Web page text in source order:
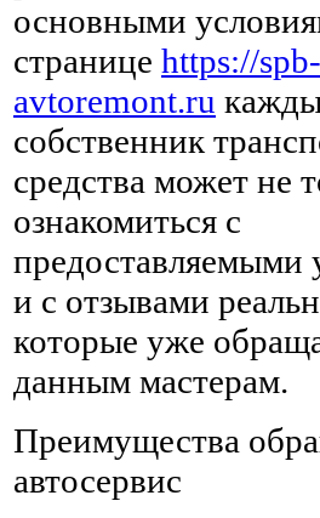
основными
странице https://spb-
avtoremont.ru
собственник
средства может не
ознакомиться с
предоставляемыми
и с отзывами
которые уже
данным мастерам.
Преимущества
автосервис